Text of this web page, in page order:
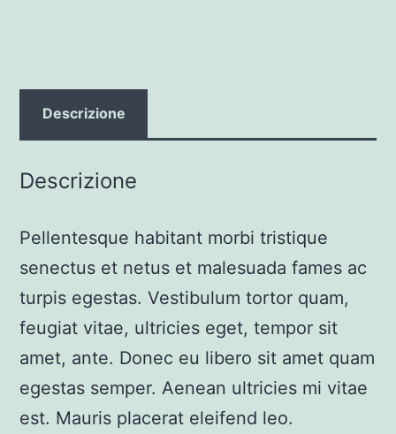
Descrizione
Descrizione
Pellentesque habitant morbi tristique
senectus et netus et malesuada fames ac
turpis egestas. Vestibulum tortor quam,
feugiat vitae, ultricies eget, tempor sit
amet, ante. Donec eu libero sit amet quam
egestas semper. Aenean ultricies mi vitae
est. Mauris placerat eleifend leo.